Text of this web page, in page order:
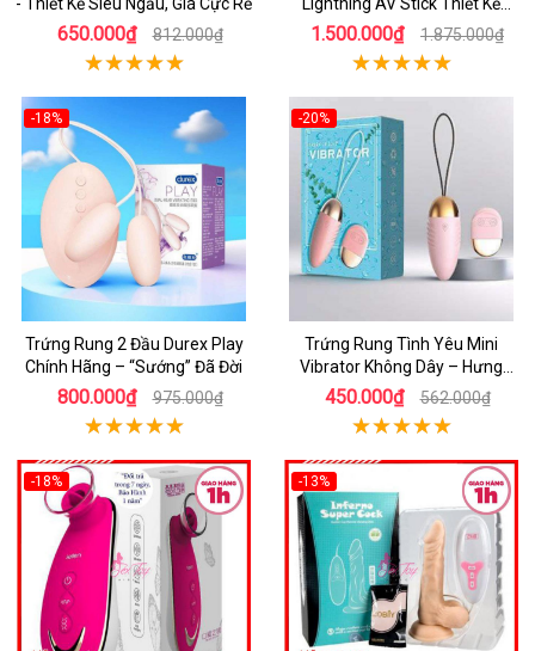
650.000₫ 812.000₫
Thông Minh
1.500.000₫ 1.875.000₫
-18%
Trứng Rung 2 Đầu Durex Play
Chính Hãng – “Sướng” Đã Đời
800.000₫ 975.000₫
-20%
Trứng Rung Tình Yêu Mini
Vibrator Không Dây – Hưng
Phấn Mọi Nơi
450.000₫ 562.000₫
-18% -13%